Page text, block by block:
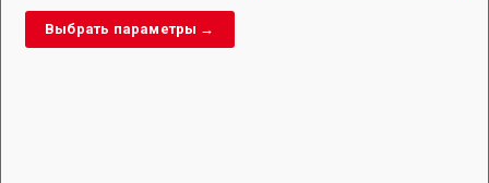
Выбрать параметры →